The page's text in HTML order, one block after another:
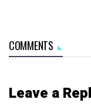
COMMENTS
Leave a